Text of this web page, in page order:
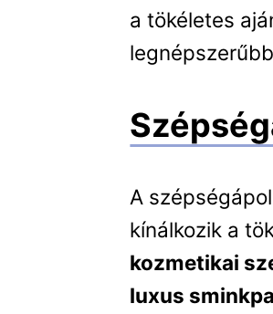
a tökéletes
A
kínálkozik a
kozmetikai
luxus